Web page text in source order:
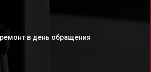
в день обращения